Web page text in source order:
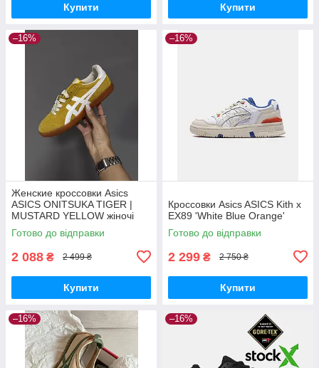
Купити Купити
–16%
Женские кроссовки Asics
ASICS ONITSUKA TIGER |
MUSTARD YELLOW жіночі
кросівки Asics
Готово до відправки
2 088 ₴ 2 499 ₴
Купити
–16%
Кроссовки Asics ASICS Kith x
EX89 'White Blue Orange'
Готово до відправки
2 299 ₴ 2 750 ₴
Купити
–16% –16%